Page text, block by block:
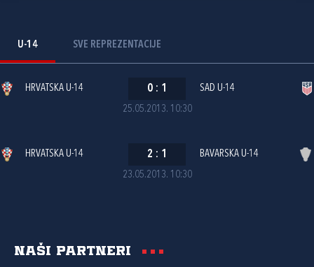
U-14 SVE REPREZENTACIJE
25.05.2013. 10:30
HRVATSKA U-14 0 : 1 SAD U-14
23.05.2013. 10:30
HRVATSKA U-14 2 : 1 BAVARSKA U-14
Naši partneri